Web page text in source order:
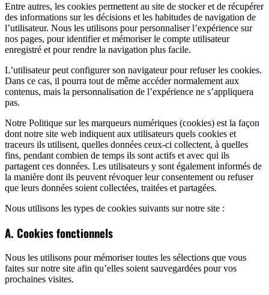
Entre autres, les cookies permettent au site de stocker et de récupérer
des informations sur les décisions et les habitudes de navigation de
l’utilisateur. Nous les utilisons pour personnaliser l’expérience sur
nos pages, pour identifier et mémoriser le compte utilisateur
enregistré et pour rendre la navigation plus facile.
L’utilisateur peut configurer son navigateur pour refuser les cookies.
Dans ce cas, il pourra tout de même accéder normalement aux
contenus, mais la personnalisation de l’expérience ne s’appliquera
pas.
Notre Politique sur les marqueurs numériques (cookies) est la façon
dont notre site web indiquent aux utilisateurs quels cookies et
traceurs ils utilisent, quelles données ceux-ci collectent, à quelles
fins, pendant combien de temps ils sont actifs et avec qui ils
partagent ces données. Les utilisateurs y sont également informés de
la manière dont ils peuvent révoquer leur consentement ou refuser
que leurs données soient collectées, traitées et partagées.
Nous utilisons les types de cookies suivants sur notre site :
A. Cookies fonctionnels
Nous les utilisons pour mémoriser toutes les sélections que vous
faites sur notre site afin qu’elles soient sauvegardées pour vos
prochaines visites.